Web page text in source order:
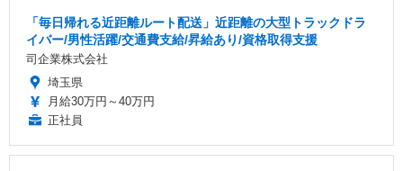
「毎日帰れる近距離ルート配送」近距離の大型トラックドラ
イバー/男性活躍/交通費支給/昇給あり/資格取得支援
司企業株式会社
埼玉県
月給30万円～40万円
正社員